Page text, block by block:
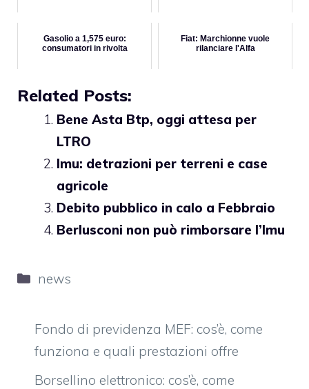
Gasolio a 1,575 euro:
consumatori in rivolta
Fiat: Marchionne vuole
rilanciare l'Alfa
Related Posts:
Bene Asta Btp, oggi attesa per
LTRO
Imu: detrazioni per terreni e case
agricole
Debito pubblico in calo a Febbraio
Berlusconi non può rimborsare l’Imu
Categorie
news
Fondo di previdenza MEF: cos’è, come
funziona e quali prestazioni offre
Borsellino elettronico: cos’è, come